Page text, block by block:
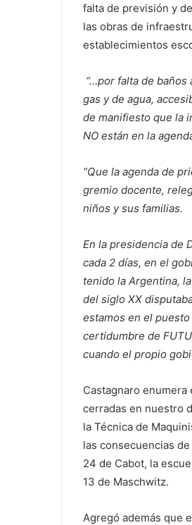
falta de previsión y
las obras de
establecimientos
“…por falta de
gas y de agua,
de manifiesto que la
NO están en la
“Que la agenda de
gremio docente,
niños y sus familias.
En la presidencia de
cada 2 días, en el
tenido la Argentina,
del siglo XX
estamos en el
certidumbre de
cuando el propio
Castagnaro
cerradas en nuestro
la Técnica de
las consecuencias
24 de Cabot, la
13 de Maschwitz.
Agregó además que